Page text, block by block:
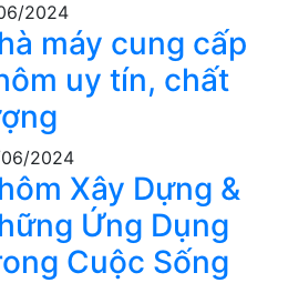
2024
máy cung cấp
uy tín, chất
2024
Xây Dựng &
Ứng Dụng
Cuộc Sống